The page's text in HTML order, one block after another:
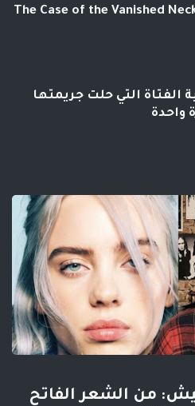
The Case of the Vanished
الفتاة التي حلت جريمتها
واحدة
من الشعر الفاتح